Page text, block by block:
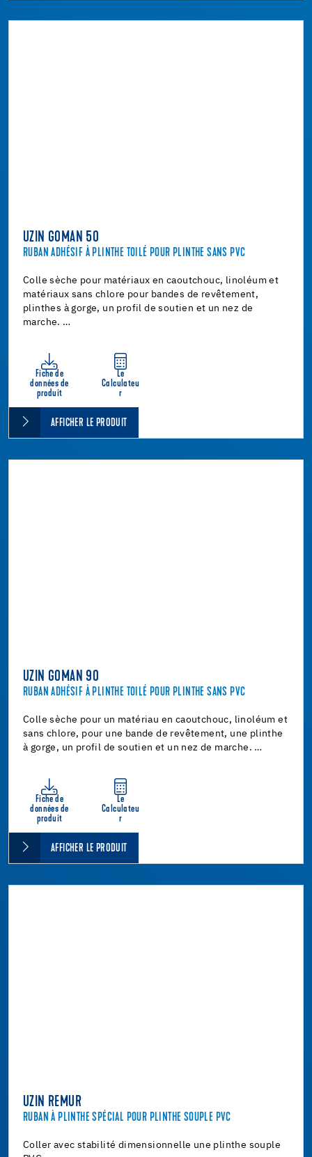
UZIN GOMAN 50
RUBAN ADHÉSIF À PLINTHE TOILÉ POUR PLINTHE SANS PVC
Colle sèche pour matériaux en caoutchouc, linoléum et
matériaux sans chlore pour bandes de revêtement,
plinthes à gorge, un profil de soutien et un nez de
marche. …
Fiche de
données de
produit
Le
Calculateu
r
AFFICHER LE PRODUIT
UZIN GOMAN 90
RUBAN ADHÉSIF À PLINTHE TOILÉ POUR PLINTHE SANS PVC
Colle sèche pour un matériau en caoutchouc, linoléum et
sans chlore, pour une bande de revêtement, une plinthe
à gorge, un profil de soutien et un nez de marche. …
Fiche de
données de
produit
Le
Calculateu
r
AFFICHER LE PRODUIT
UZIN REMUR
RUBAN À PLINTHE SPÉCIAL POUR PLINTHE SOUPLE PVC
Coller avec stabilité dimensionnelle une plinthe souple